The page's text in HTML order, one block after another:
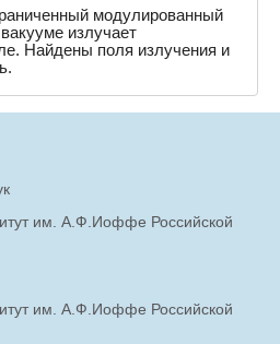
модулированный
излучает
Найдены поля излучения и
им. А.Ф.Иоффе Российской
им. А.Ф.Иоффе Российской